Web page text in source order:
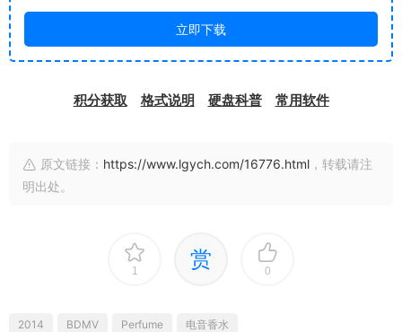
立即下载
积分获取 格式说明 硬盘科普 常用软件
原文链接： https://www.lgych.com/16776.html ，转载请注
明出处。
1 赏 0
2014 BDMV Perfume 电音香水